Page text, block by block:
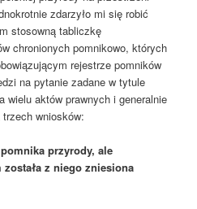
zdarzyło mi się robić
stosowną tabliczkę
chronionych pomnikowo, których
rejestrze pomników
na pytanie zadane w tytule
wielu aktów prawnych i generalnie
trzech wniosków:
przyrody, ale
z niego zniesiona